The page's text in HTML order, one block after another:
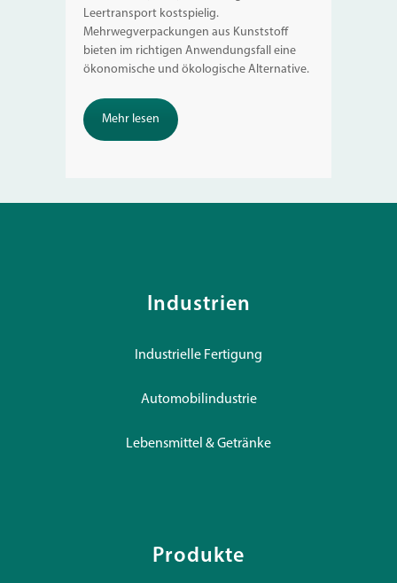
Leertransport kostspielig.
Mehrwegverpackungen aus Kunststoff
bieten im richtigen Anwendungsfall eine
ökonomische und ökologische Alternative.
Mehr lesen
Industrien
Industrielle Fertigung
Automobilindustrie
Lebensmittel & Getränke
Produkte